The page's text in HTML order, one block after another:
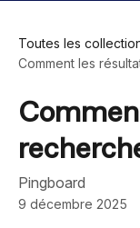
Toutes les
Comment les
Pingboard
9 décembre 2025